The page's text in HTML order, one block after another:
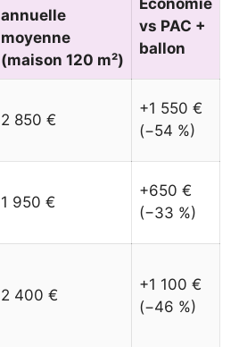
annuelle
moyenne
(maison 120 m²)
Économie
vs PAC +
ballon
2 850 €
+1 550 €
(−54 %)
1 950 €
+650 €
(−33 %)
2 400 €
+1 100 €
(−46 %)